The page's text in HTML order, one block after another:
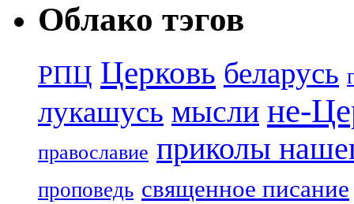
Облако тэгов
РПЦ Церковь беларусь
лукашусь мысли не-
православие приколы
проповедь священное писание